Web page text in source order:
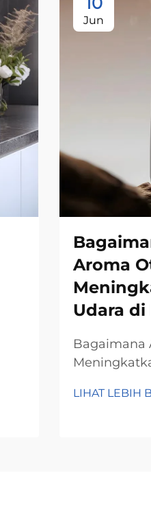
Jun
Aroma
Udara di
Bagaimana
LIHAT LEBIH